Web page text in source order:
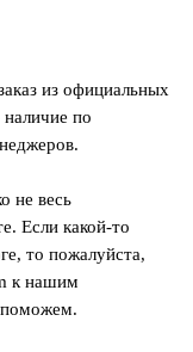
из официальных
по
не весь
Если какой-то
то пожалуйста,
к нашим